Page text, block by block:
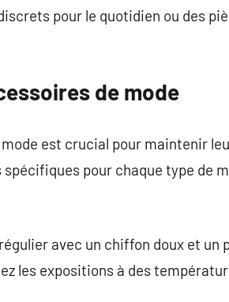
pour le quotidien ou des
de mode
est crucial pour maintenir
pour chaque type de
avec un chiffon doux et un
les expositions à des